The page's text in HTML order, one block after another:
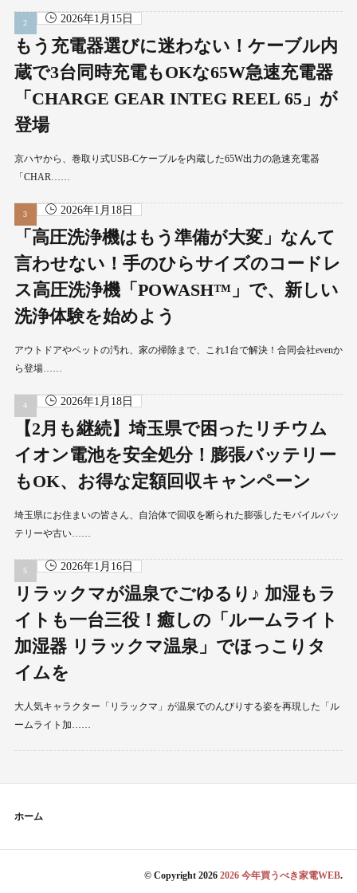
2026年1月15日
もう充電器選びに迷わない！ケーブル内
蔵で3台同時充電もOKな65W急速充電器
「CHARGE GEAR INTEG REEL 65」が
登場
京ハヤから、巻取り式USB-Cケーブルを内蔵した65W出力の急速充電器
「CHAR……
2026年1月18日
「高圧洗浄機はもう準備が大変」なんて
言わせない！手のひらサイズのコードレ
ス高圧洗浄機「POWASH™」で、新しい
洗浄体験を始めよう
アウトドアやペットの汚れ、家の掃除まで、これ1台で解決！合同会社evenか
ら登場……
2026年1月18日
【2月も継続】埼玉県で困ったリチウム
イオン電池を安全処分！膨張バッテリー
もOK、お得な定額回収キャンペーン
埼玉県にお住まいの皆さん、自治体で回収を断られた膨張したモバイルバッ
テリーや古い……
2026年1月16日
リラックマが温泉でごゆるり♪ 加湿もラ
イトも一台三役！癒しの「ルームライト
加湿器 リラックマ温泉」でほっこりタ
イムを
大人気キャラクター「リラックマ」が温泉でのんびりする姿を再現した「ル
ームライト加……
ホーム
© Copyright 20262026 今年買うべき家電WEB.